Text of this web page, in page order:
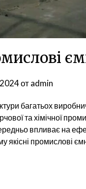
отadmin
багатьох
та хімічної
впливає на
промислові